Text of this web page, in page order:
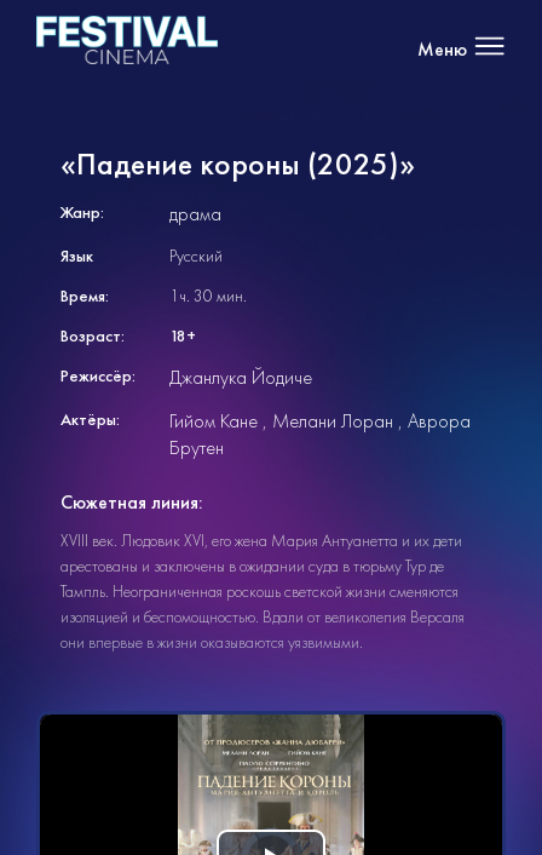
Меню
«Падение короны (2025)»
Жанр: драма
Язык
Русский
Время:
1ч. 30 мин.
Возраст:
18+
Режиссёр:
Джанлука Йодиче
Актёры: Гийом Кане Мелани Лоран
Аврора
Брутен
Сюжетная линия:
XVIII век. Людовик XVI, его жена Мария Антуанетта и их дети
арестованы и заключены в ожидании суда в тюрьму Тур де
Тампль. Неограниченная роскошь светской жизни сменяются
изоляцией и беспомощностью. Вдали от великолепия Версаля
они впервые в жизни оказываются уязвимыми.